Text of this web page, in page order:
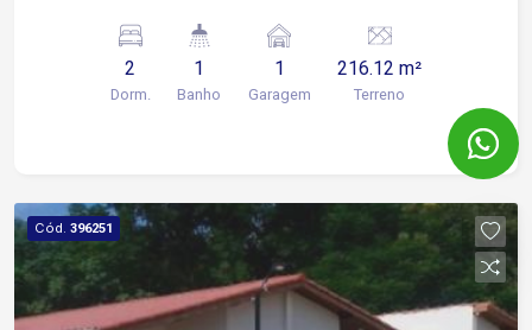
ambientes Cozinha Banheiro social Área de
serviço 1 vaga de garagem descoberta
Acabamento em piso cerâmico frio Agende sua
2
Dorm.
1
Banho
1
Garagem
216.12 m²
Terreno
Cód. 396251